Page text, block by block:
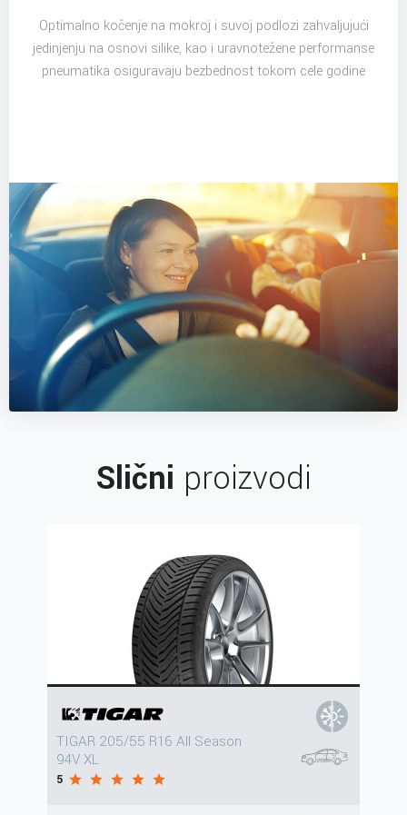
Optimalno kočenje na mokroj i suvoj podlozi zahvaljujući
jedinjenju na osnovi silike, kao i uravnotežene performanse
pneumatika osiguravaju bezbednost tokom cele godine
Slični proizvodi
TIGAR 205/55 R16 All Season
94V XL
5